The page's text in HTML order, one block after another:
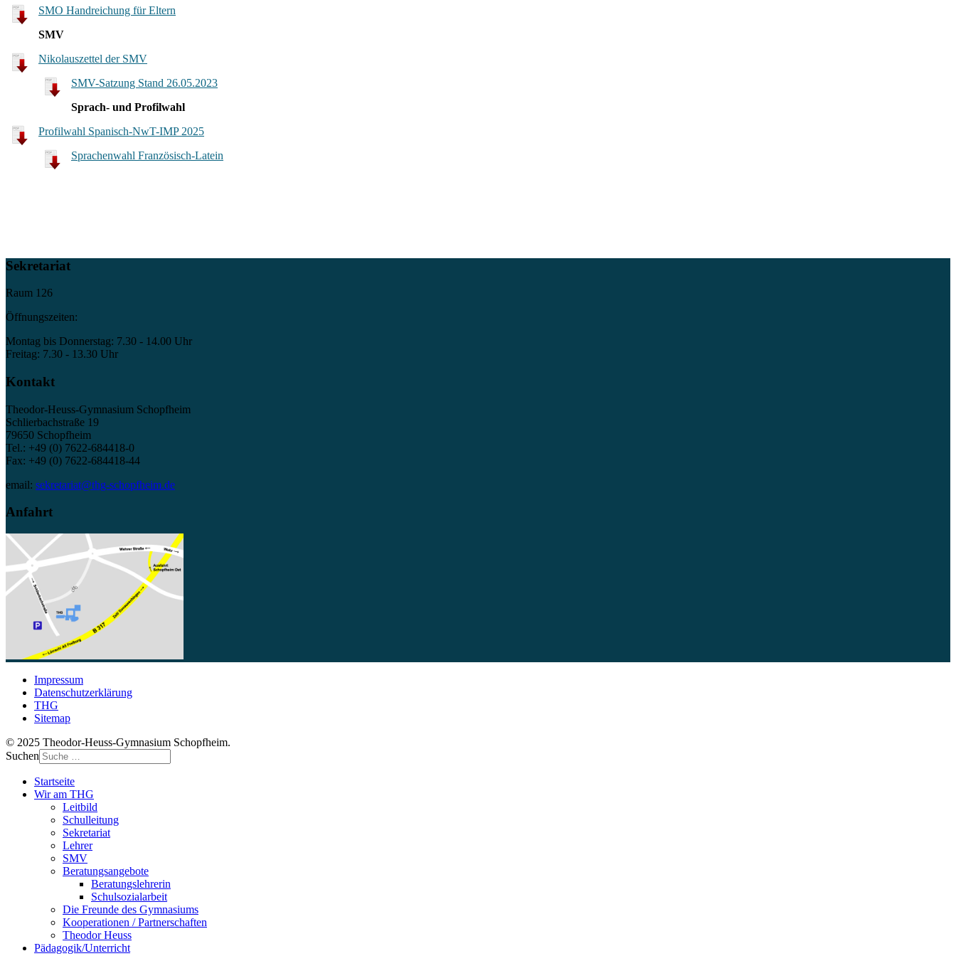
SMO Handreichung für Eltern
SMV
Nikolauszettel der SMV
SMV-Satzung Stand 26.05.2023
Sprach- und Profilwahl
Profilwahl Spanisch-NwT-IMP 2025
Sprachenwahl Französisch-Latein
Sekretariat
Raum 126
Öffnungszeiten:
Montag bis Donnerstag: 7.30 - 14.00 Uhr
Freitag: 7.30 - 13.30 Uhr
Kontakt
Theodor-Heuss-Gymnasium Schopfheim
Schlierbachstraße 19
79650 Schopfheim
Tel.: +49 (0) 7622-684418-0
Fax: +49 (0) 7622-684418-44
email: sekretariat@thg-schopfheim.de
Anfahrt
Impressum
Datenschutzerklärung
THG
Sitemap
© 2025 Theodor-Heuss-Gymnasium Schopfheim.
Suchen
Startseite
Wir am THG
Leitbild
Schulleitung
Sekretariat
Lehrer
SMV
Beratungsangebote
Beratungslehrerin
Schulsozialarbeit
Die Freunde des Gymnasiums
Kooperationen / Partnerschaften
Theodor Heuss
Pädagogik/Unterricht